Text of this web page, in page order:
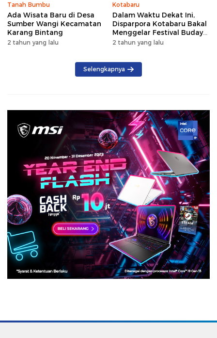
Tanah Bumbu
Ada Wisata Baru di Desa
Sumber Wangi Kecamatan
Karang Bintang
2 tahun yang lalu
Kotabaru
Dalam Waktu Dekat Ini,
Disparpora Kotabaru Bakal
Menggelar Festival Budaya
Saijaan 2024
2 tahun yang lalu
Selengkapnya